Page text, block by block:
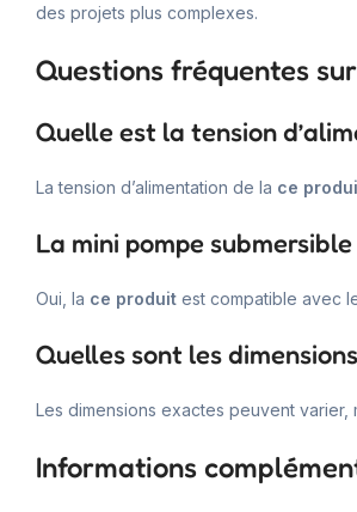
des projets plus complexes.
Questions fréquentes
Quelle est la tension
La tension d’alimentation de la ce
La mini pompe
Oui, la ce produit est compatible avec
Quelles sont les
Les dimensions exactes peuvent varier,
Informations